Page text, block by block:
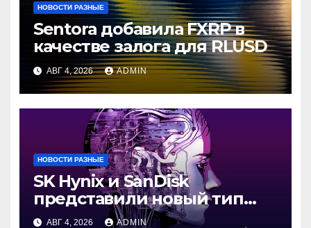
НОВОСТИ РАЗНЫЕ
Sentora добавила FXRP в
качестве залога для RLUSD
АВГ 4, 2026 ADMIN
НОВОСТИ РАЗНЫЕ
SK Hynix и SanDisk
представили новый тип
промежуточной памяти
АВГ 4, 2026 ADMIN